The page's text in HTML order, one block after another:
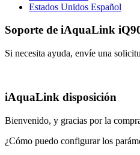
Estados Unidos Español
Soporte de iAquaLink
Si necesita ayuda, envíe una
iAquaLink disposición
Bienvenido, y gracias por la
¿Cómo puedo configurar los